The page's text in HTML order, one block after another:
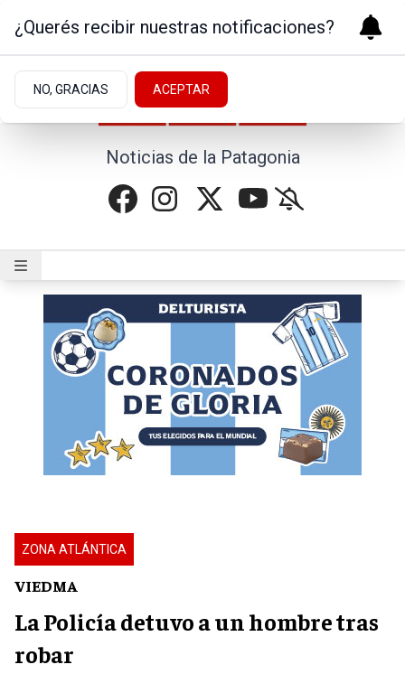
Noticias de la Patagonia
ZONA ATLÁNTICA
VIEDMA
La Policía detuvo a un hombre tras
robar
¿Querés recibir nuestras notificaciones?
NO, GRACIAS ACEPTAR